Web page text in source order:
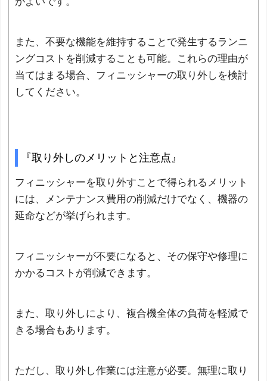
また、不要な機能を維持することで発生するランニ
ングコストを削減することも可能。これらの理由が
当てはまる場合、フィニッシャーの取り外しを検討
してください。
『取り外しのメリットと注意点』
フィニッシャーを取り外すことで得られるメリット
には、メンテナンス費用の削減だけでなく、機器の
延命などが挙げられます。
フィニッシャーが不要になると、その保守や修理に
かかるコストが削減できます。
また、取り外しにより、複合機全体の負荷を軽減で
きる場合もあります。
ただし、取り外し作業には注意が必要。無理に取り